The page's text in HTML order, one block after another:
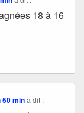
18 à 16
50 min a dit :